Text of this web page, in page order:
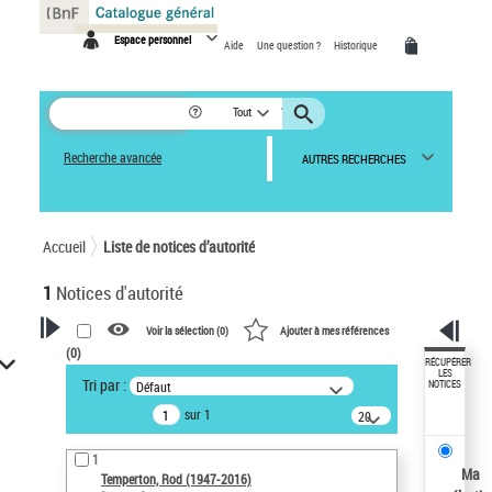
Espace personnel Aide Une question ? Historique
Tout
Recherche avancée AUTRES RECHERCHES
Accueil Liste de notices d’autorité
1 Notices d'autorité
VOTRE RECHERCHE
Recherche avancée dans les
notices d’autorité
Œuvres liées à l'auteur :
Temperton, Rod (1947-2016)
Voir la sélection (0) Ajouter à mes références
(0)
Tri par : Défaut
sur 1
20
résultats/page
1
Temperton, Rod (1947-2016)
RÉCUPÉRER
LES
NOTICES
Ma
Panneau de gestion des cookies